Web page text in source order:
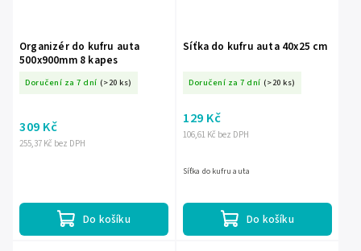
Organizér do kufru auta
500x900mm 8 kapes
Doručení za 7 dní (>20 ks)
255,37 Kč bez DPH
309 Kč
Do košíku
Síťka do kufru auta 40x25 cm
Doručení za 7 dní (>20 ks)
106,61 Kč bez DPH
129 Kč
Do košíku
Síťka do kufru auta